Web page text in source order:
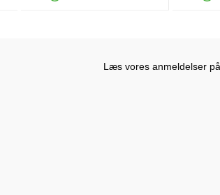
Produkttilgængelighed: På lager
Læs vores anmeldelser